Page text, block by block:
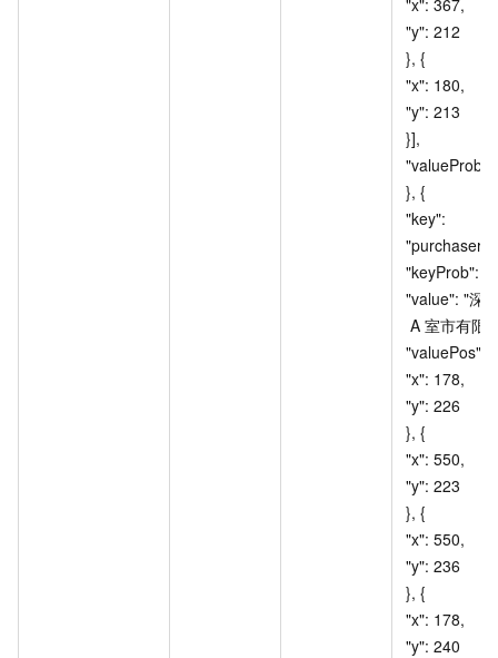
"y": 212
}, {
"x": 180,
"y": 213
}],
"valueProb":
}, {
"key":
"keyProb":
"value": "深
A 室市有限
"valuePos":
"x": 178,
"y": 226
}, {
"x": 550,
"y": 223
}, {
"x": 550,
"y": 236
}, {
"x": 178,
"y": 240